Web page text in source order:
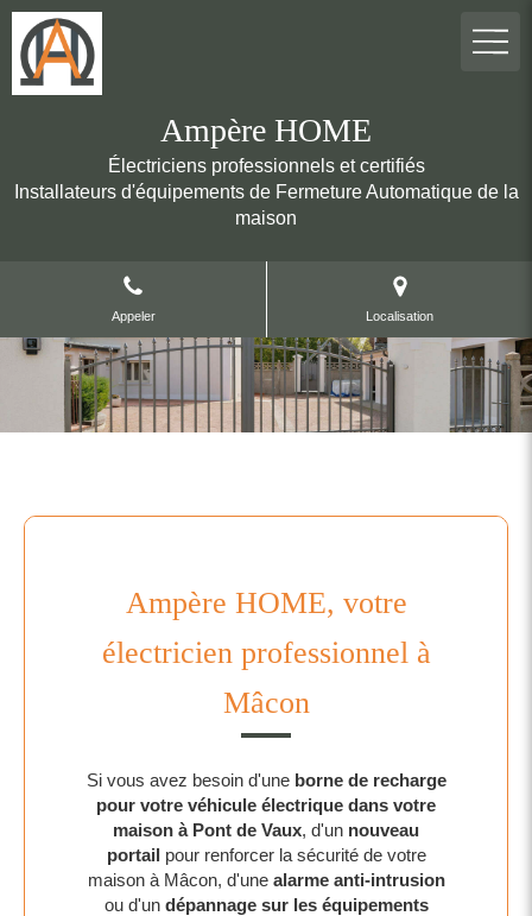
Ampère HOME
Électriciens professionnels et certifiés
Installateurs d'équipements de Fermeture Automatique de la
maison
Appeler Localisation
Ampère HOME, votre
électricien professionnel à
Mâcon
Si vous avez besoin d'une borne de recharge
pour votre véhicule électrique dans votre
maison à Pont de Vaux, d'un nouveau
portail pour renforcer la sécurité de votre
maison à Mâcon, d'unealarme anti-intrusion
ou d'un dépannage sur les équipements